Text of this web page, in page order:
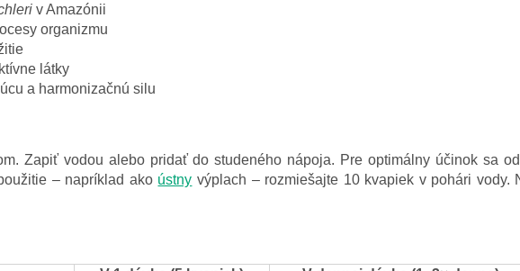
v Amazónii
organizmu
látky
a harmonizačnú silu
Zapiť vodou alebo pridať do studeného nápoja. Pre optimálny účinok sa
– napríklad ako ústny výplach – rozmiešajte 10 kvapiek v pohári vody.